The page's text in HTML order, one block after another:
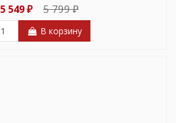
5 549 ₽ 5 799 ₽
В корзину